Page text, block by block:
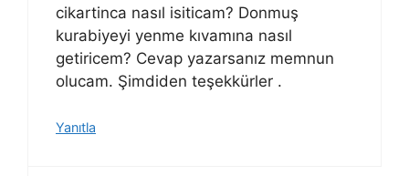
cikartinca nasıl isiticam? Donmuş
kurabiyeyi yenme kıvamına nasıl
getiricem? Cevap yazarsanız memnun
olucam. Şimdiden teşekkürler .
Yanıtla